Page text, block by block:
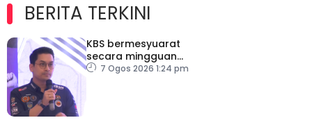
BERITA TERKINI
KBS bermesyuarat
secara mingguan
pastikan persiapan F1
7 Ogos 2026 1:24 pm